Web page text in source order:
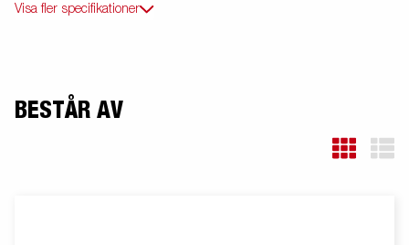
Visa fler specifikationer
BESTÅR AV